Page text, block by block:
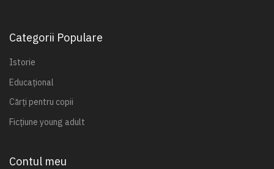
Categorii Populare
Istorie
Educațional
Cărți pentru copii
Ficțiune young adult
Contul meu